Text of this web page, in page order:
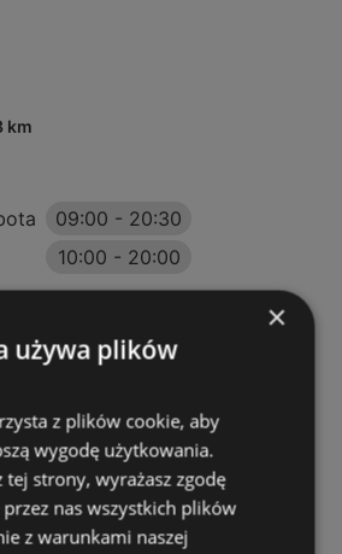
km
09:00 - 20:30
10:00 - 20:00
×
używa plików
z plików cookie, aby
wygodę użytkowania.
tej strony, wyrażasz zgodę
nas wszystkich plików
z warunkami naszej